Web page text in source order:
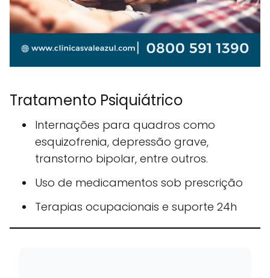
Tratamento Psiquiátrico
Internações para quadros como
esquizofrenia, depressão grave,
transtorno bipolar, entre outros.
Uso de medicamentos sob prescrição
Terapias ocupacionais e suporte 24h